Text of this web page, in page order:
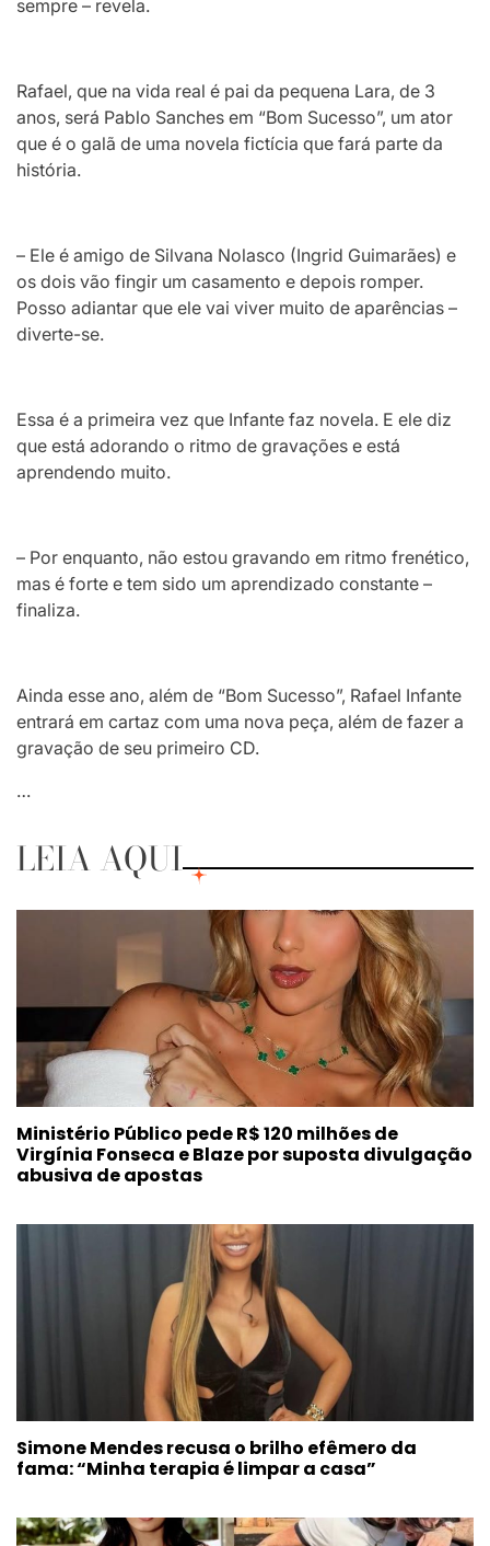
sempre – revela.
Rafael, que na vida real é pai da pequena Lara, de 3
anos, será Pablo Sanches em “Bom Sucesso”, um ator
que é o galã de uma novela fictícia que fará parte da
história.
– Ele é amigo de Silvana Nolasco (Ingrid Guimarães) e
os dois vão fingir um casamento e depois romper.
Posso adiantar que ele vai viver muito de aparências –
diverte-se.
Essa é a primeira vez que Infante faz novela. E ele diz
que está adorando o ritmo de gravações e está
aprendendo muito.
– Por enquanto, não estou gravando em ritmo frenético,
mas é forte e tem sido um aprendizado constante –
finaliza.
Ainda esse ano, além de “Bom Sucesso”, Rafael Infante
entrará em cartaz com uma nova peça, além de fazer a
gravação de seu primeiro CD.
…
LEIA AQUI
Ministério Público pede R$ 120 milhões de
Virgínia Fonseca e Blaze por suposta divulgação
abusiva de apostas
Simone Mendes recusa o brilho efêmero da
fama: “Minha terapia é limpar a casa”